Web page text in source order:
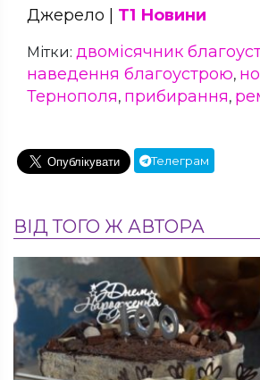
Джерело | Т1 Новини
Мітки: двомісячник
наведення благоустрою,
Тернополя, прибирання,
Телеграм
ВІД ТОГО Ж АВТОРА